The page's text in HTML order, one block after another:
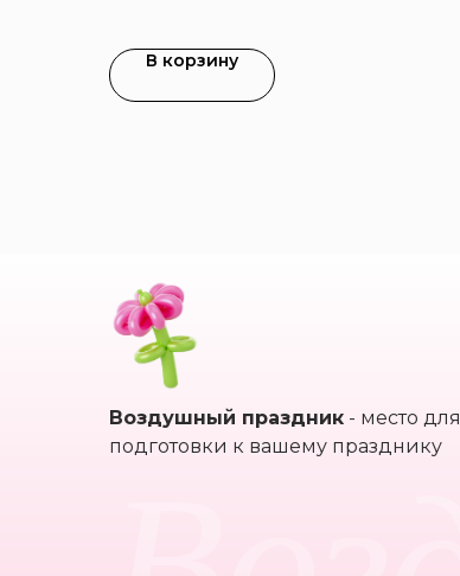
В корзину
Воздушный праздник - место для
подготовки к вашему празднику